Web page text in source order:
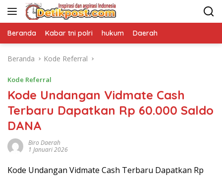
Langsung
Beranda Kabar tni polri hukum Daerah
Beranda Kode Referral
Kode Referral
Kode Undangan Vidmate Cash
Terbaru Dapatkan Rp 60.000 Saldo
DANA
Biro Daerah
1 Januari 2026
Kode Undangan Vidmate Cash Terbaru Dapatkan Rp